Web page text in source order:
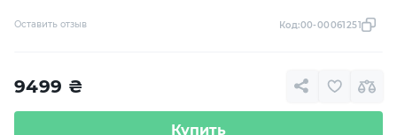
Оставить отзыв Код:00-00061251
9499 ₴
Купить